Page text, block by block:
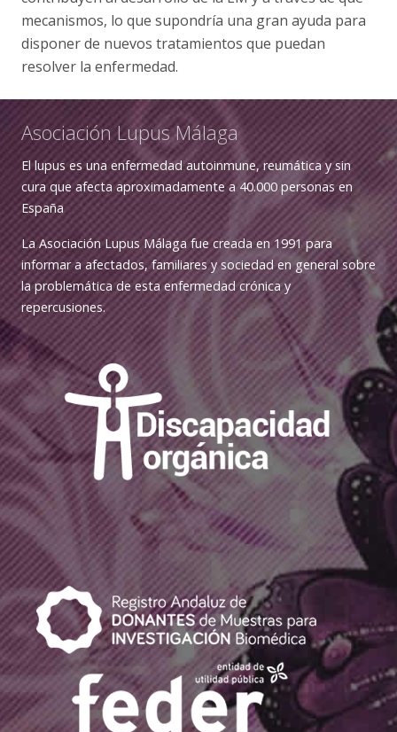
mecanismos, lo que supondría una gran ayuda para
disponer de nuevos tratamientos que puedan
resolver la enfermedad.
Asociación Lupus Málaga
El lupus es una enfermedad autoinmune, reumática y sin
cura que afecta aproximadamente a 40.000 personas en
España
La Asociación Lupus Málaga fue creada en 1991 para
informar a afectados, familiares y sociedad en general sobre
la problemática de esta enfermedad crónica y
repercusiones.